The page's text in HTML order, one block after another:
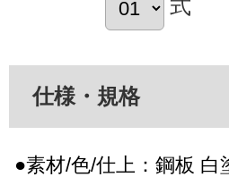
式
仕様・規格
●素材/色/仕上：鋼板 白